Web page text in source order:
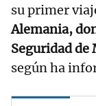
su primer
Alemania,
Seguridad de
según ha